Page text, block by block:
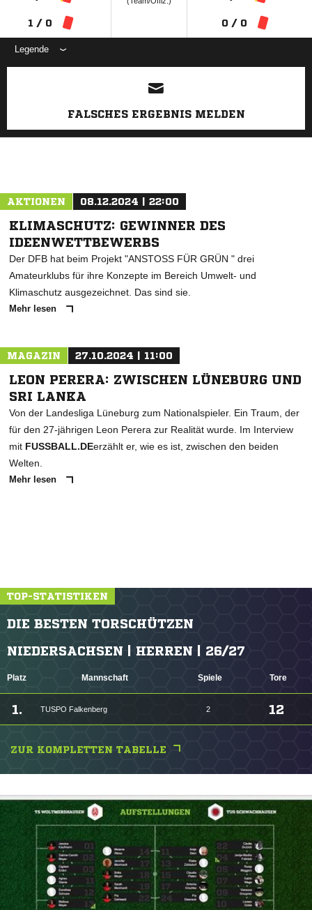
1 / 0 0 / 0
Legende
ANZEIGE
FALSCHES ERGEBNIS MELDEN
AKTIONEN 08.12.2024 | 22:00
KLIMASCHUTZ: GEWINNER DES
IDEENWETTBEWERBS
Der DFB hat beim Projekt "ANSTOSS FÜR GRÜN " drei
Amateurklubs für ihre Konzepte im Bereich Umwelt- und
Klimaschutz ausgezeichnet. Das sind sie.
Mehr lesen
MAGAZIN 27.10.2024 | 11:00
LEON PERERA: ZWISCHEN LÜNEBURG UND
SRI LANKA
Von der Landesliga Lüneburg zum Nationalspieler. Ein Traum, der
für den 27-jährigen Leon Perera zur Realität wurde. Im Interview
mit FUSSBALL.DEerzählt er, wie es ist, zwischen den beiden
Welten.
Mehr lesen
TOP-STATISTIKEN
DIE BESTEN TORSCHÜTZEN
NIEDERSACHSEN | HERREN | 26/27
Platz Mannschaft Spiele Tore
1. TUSPO Falkenberg 2 12
ZUR KOMPLETTEN TABELLE